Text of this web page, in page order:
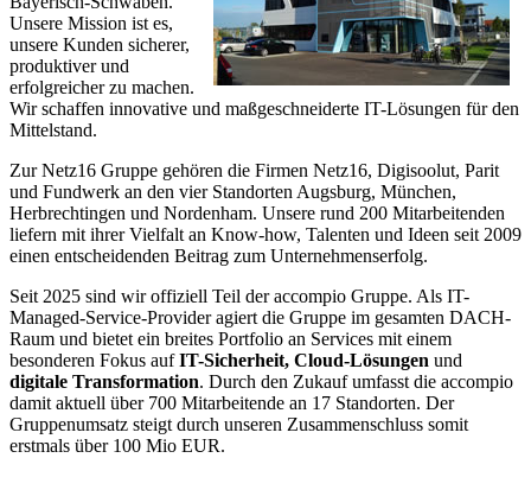
Unsere Mission ist es,
unsere Kunden sicherer,
produktiver und
erfolgreicher zu machen.
Wir schaffen innovative und maßgeschneiderte IT-Lösungen für den
Mittelstand.
Zur Netz16 Gruppe gehören die Firmen Netz16, Digisoolut, Parit
und Fundwerk an den vier Standorten Augsburg, München,
Herbrechtingen und Nordenham. Unsere rund 200 Mitarbeitenden
liefern mit ihrer Vielfalt an Know-how, Talenten und Ideen seit 2009
einen entscheidenden Beitrag zum Unternehmenserfolg.
Seit 2025 sind wir offiziell Teil der accompio Gruppe. Als IT-
Managed-Service-Provider agiert die Gruppe im gesamten DACH-
Raum und bietet ein breites Portfolio an Services mit einem
besonderen Fokus aufIT-Sicherheit, Cloud-Lösungen und
digitale Transformation. Durch den Zukauf umfasst die accompio
damit aktuell über 700 Mitarbeitende an 17 Standorten. Der
Gruppenumsatz steigt durch unseren Zusammenschluss somit
erstmals über 100 Mio EUR.